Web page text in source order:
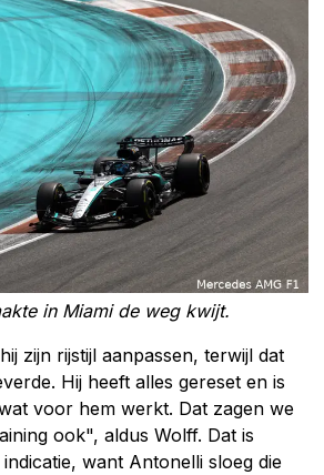
in Miami de weg kwijt.
zijn rijstijl aanpassen, terwijl dat
Hij heeft alles gereset en is
voor hem werkt. Dat zagen we
ook", aldus Wolff. Dat is
want Antonelli sloeg die